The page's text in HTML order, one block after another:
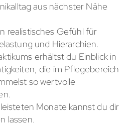
aus nächster Nähe
realistisches Gefühl für
und Hierarchien.
erhältst du Einblick in
die im Pflegebereich
so wertvolle
Monate kannst du dir
lassen.